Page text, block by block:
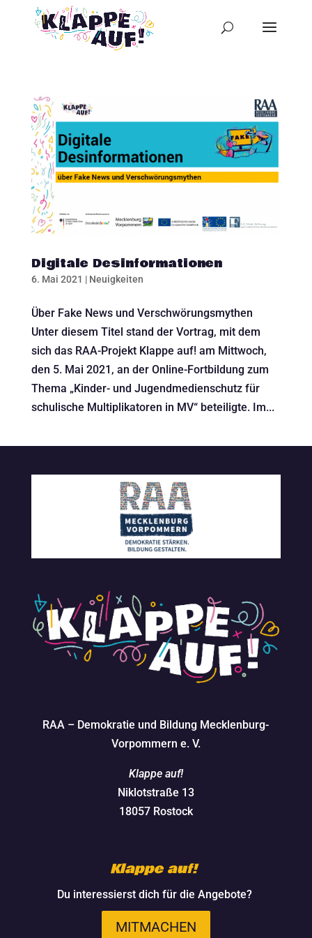
Digitale Desinformationen
6. Mai 2021 | Neuigkeiten
Über Fake News und Verschwörungsmythen
Unter diesem Titel stand der Vortrag, mit dem
sich das RAA-Projekt Klappe auf! am Mittwoch,
den 5. Mai 2021, an der Online-Fortbildung zum
Thema „Kinder- und Jugendmedienschutz für
schulische Multiplikatoren in MV“ beteiligte. Im...
RAA – Demokratie und Bildung Mecklenburg-
Vorpommern e. V.
Klappe auf!
Niklotstraße 13
18057 Rostock
Klappe auf!
Du interessierst dich für die Angebote?
MITMACHEN